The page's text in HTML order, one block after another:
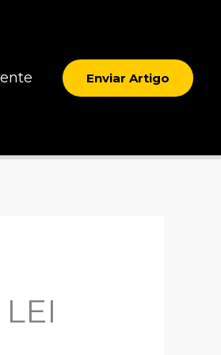
Enviar Artigo